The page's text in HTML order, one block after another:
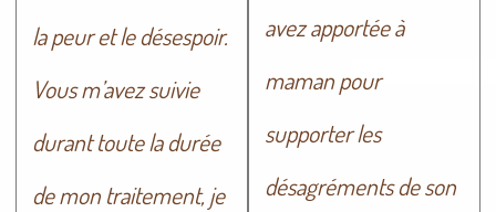
la peur et le désespoir.
Vous m’avez suivie
durant toute la durée
de mon traitement, je
avez apportée à
maman pour
supporter les
désagréments de son